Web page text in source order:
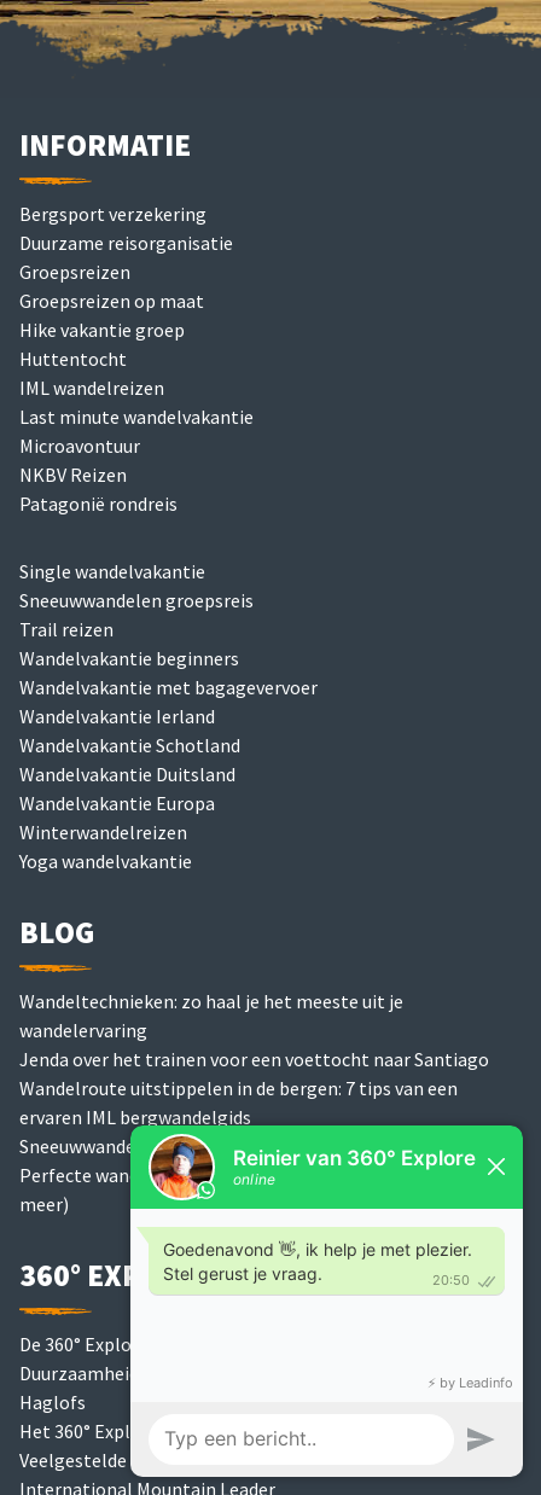
INFORMATIE
Bergsport verzekering
Duurzame reisorganisatie
Groepsreizen
Groepsreizen op maat
Hike vakantie groep
Huttentocht
IML wandelreizen
Last minute wandelvakantie
Microavontuur
NKBV Reizen
Patagonië rondreis
Single wandelvakantie
Sneeuwwandelen groepsreis
Trail reizen
Wandelvakantie beginners
Wandelvakantie met bagagevervoer
Wandelvakantie Ierland
Wandelvakantie Schotland
Wandelvakantie Duitsland
Wandelvakantie Europa
Winterwandelreizen
Yoga wandelvakantie
BLOG
Wandeltechnieken: zo haal je het meeste uit je
wandelervaring
Jenda over het trainen voor een voettocht naar Santiago
Wandelroute uitstippelen in de bergen: 7 tips van een
ervaren IML bergwandelgids
Sneeuwwandelen uitrusting: wat neem je mee?
Perfecte wandeluitrusting voor bergwandelen (kleding en
meer)
360° EXPLORE
De 360° Explore Podcast
Duurzaamheidsbeleid
Haglofs
Het 360° Explore Team
Veelgestelde vragen
International Mountain Leader